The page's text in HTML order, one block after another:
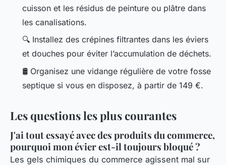
cuisson et les résidus de peinture ou plâtre dans
les canalisations.
🔍 Installez des crépines filtrantes dans les éviers
et douches pour éviter l’accumulation de déchets.
🛢️ Organisez une vidange régulière de votre fosse
septique si vous en disposez, à partir de 149 €.
Les questions les plus courantes
J'ai tout essayé avec des produits du commerce,
pourquoi mon évier est-il toujours bloqué ?
Les gels chimiques du commerce agissent mal sur